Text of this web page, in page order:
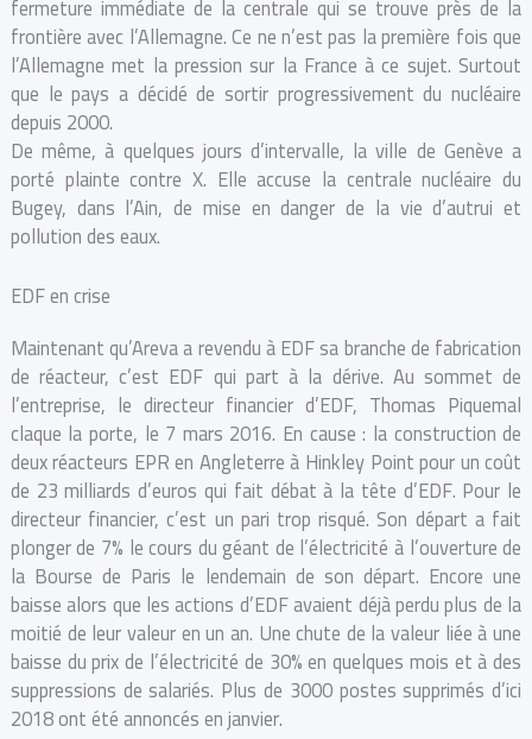
fermeture immédiate de la centrale qui se trouve près de la
frontière avec l’Allemagne. Ce ne n’est pas la première fois que
l’Allemagne met la pression sur la France à ce sujet. Surtout
que le pays a décidé de sortir progressivement du nucléaire
depuis 2000.
De même, à quelques jours d’intervalle, la ville de Genève a
porté plainte contre X. Elle accuse la centrale nucléaire du
Bugey, dans l’Ain, de mise en danger de la vie d’autrui et
pollution des eaux.
EDF en crise
Maintenant qu’Areva a revendu à EDF sa branche de fabrication
de réacteur, c’est EDF qui part à la dérive. Au sommet de
l’entreprise, le directeur financier d’EDF, Thomas Piquemal
claque la porte, le 7 mars 2016. En cause : la construction de
deux réacteurs EPR en Angleterre à Hinkley Point pour un coût
de 23 milliards d’euros qui fait débat à la tête d’EDF. Pour le
directeur financier, c’est un pari trop risqué. Son départ a fait
plonger de 7% le cours du géant de l’électricité à l’ouverture de
la Bourse de Paris le lendemain de son départ. Encore une
baisse alors que les actions d’EDF avaient déjà perdu plus de la
moitié de leur valeur en un an. Une chute de la valeur liée à une
baisse du prix de l’électricité de 30% en quelques mois et à des
suppressions de salariés. Plus de 3000 postes supprimés d’ici
2018 ont été annoncés en janvier.